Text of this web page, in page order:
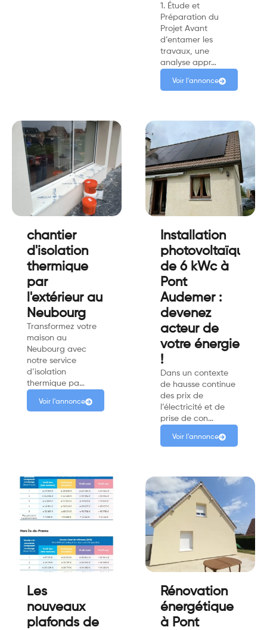
1. Étude et
Préparation du
Projet Avant
d’entamer les
travaux, une
analyse appr…
Voir l'annonce
chantier
d'isolation
thermique
par
l'extérieur au
Neubourg
Transformez votre
maison au
Neubourg avec
notre service
d’isolation
thermique pa…
Voir l'annonce
Installation
photovoltaïque
de 6 kWc à
Pont
Audemer :
devenez
acteur de
votre énergie
!
Dans un contexte
de hausse continue
des prix de
l’électricité et de
prise de con…
Voir l'annonce
Les
nouveaux
plafonds de
Rénovation
énergétique
à Pont